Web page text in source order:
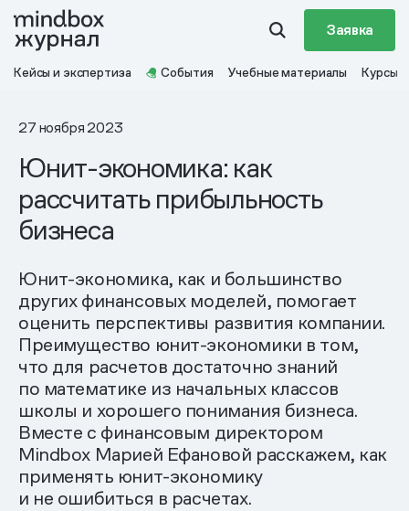
Заявка
Кейсы и экспертиза События Учебные материалы Курсы
27 ноября 2023
Юнит-экономика: как
рассчитать прибыльность
бизнеса
Юнит-экономика, как и большинство
других финансовых моделей, помогает
оценить перспективы развития компании.
Преимущество юнит-экономики в том,
что для расчетов достаточно знаний
по математике из начальных классов
школы и хорошего понимания бизнеса.
Вместе с финансовым директором
Mindbox Марией Ефановой расскажем, как
применять юнит-экономику
и не ошибиться в расчетах.